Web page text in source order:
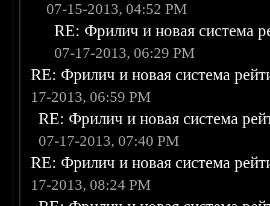
07-15-2013, 04:52 PM
RE: Фрилич и новая система
07-17-2013, 06:29 PM
RE: Фрилич и новая система
17-2013, 06:59 PM
RE: Фрилич и новая система
07-17-2013, 07:40 PM
RE: Фрилич и новая система
17-2013, 08:24 PM